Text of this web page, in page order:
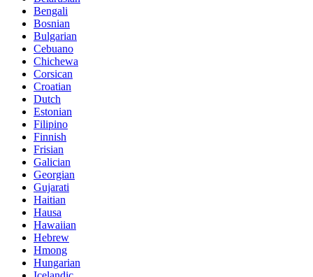
Bengali
Bosnian
Bulgarian
Cebuano
Chichewa
Corsican
Croatian
Dutch
Estonian
Filipino
Finnish
Frisian
Galician
Georgian
Gujarati
Haitian
Hausa
Hawaiian
Hebrew
Hmong
Hungarian